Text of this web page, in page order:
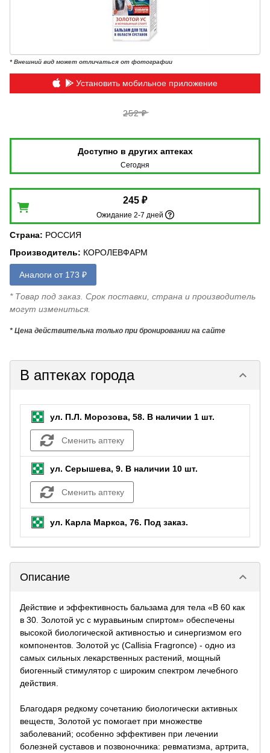
* Внешний вид может отличаться от фотографии
Установить мобильное приложение
252 ₽
Доступно в других аптеках
Сегодня
245 ₽
Ожидание 2-7 дней
Страна: РОССИЯ
Производитель: КОРОЛЕВФАРМ
Аналоги от 173 ₽
* Товар под заказ. Срок поставки, страна и производитель
могут измениться.
* Цена действительна только при бронировании на сайте
В аптеках города keyboard_arrow_down
ул. П.Л. Морозова, 58. В наличии 1 шт.
Сменить аптеку
ул. Серышева, 9. В наличии 10 шт.
Сменить аптеку
ул. Карла Маркса, 76. Под заказ.
Описание keyboard_arrow_down
Действие и эффективность бальзама для тела «В 60 как
в 30. Золотой ус с муравьиным спиртом» обеспечены
высокой биологической активностью и синергизмом его
компонентов. Золотой ус (Callisia Fragronce) - одно из
самых сильных лекарственных растений, мощный
биогенный стимулятор с широким спектром лечебного
действия.
Благодаря редкому сочетанию биологически активных
веществ, Золотой ус помогает при множестве
заболеваний; особенно эффективен при лечении
болезней суставов и позвоночника: ревматизма, артрита,